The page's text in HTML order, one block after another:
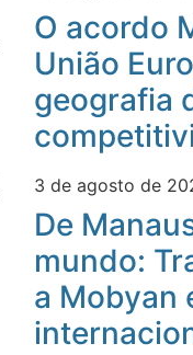
O acordo
União
geografia
3 de agosto de
De
mundo:
a Mobyan